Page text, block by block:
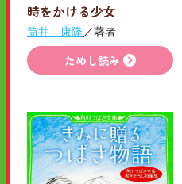
時をかける少女
筒井 康隆 ／著者
ためし読み